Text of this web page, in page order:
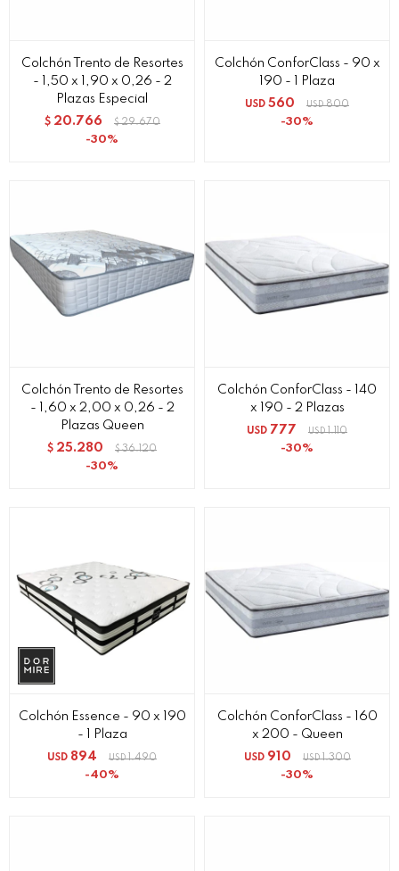
Colchón Trento de Resortes
- 1,50 x 1,90 x 0,26 - 2
Plazas Especial
$ 20.766 $ 29.670
30
Colchón ConforClass - 90 x
190 - 1 Plaza
USD 560 USD 800
30
Colchón Trento de Resortes
- 1,60 x 2,00 x 0,26 - 2
Plazas Queen
$ 25.280 $ 36.120
30
Colchón ConforClass - 140
x 190 - 2 Plazas
USD 777 USD 1.110
30
Colchón Essence - 90 x 190
- 1 Plaza
USD 894 USD 1.490
40
Colchón ConforClass - 160
x 200 - Queen
USD 910 USD 1.300
30